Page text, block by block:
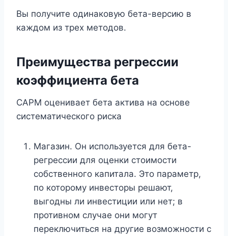
Вы получите одинаковую бета-версию в
каждом из трех методов.
Преимущества регрессии
коэффициента бета
CAPM оценивает бета актива на основе
систематического риска
Магазин. Он используется для бета-
регрессии для оценки стоимости
собственного капитала. Это параметр,
по которому инвесторы решают,
выгодны ли инвестиции или нет; в
противном случае они могут
переключиться на другие возможности с